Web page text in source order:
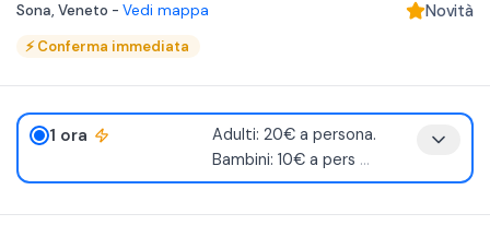
Sona, Veneto - Vedi mappa Novità
⚡Conferma immediata
1 ora
Adulti: 20€ a persona.
Bambini: 10€ a pers ...